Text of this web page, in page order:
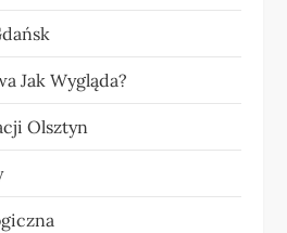
Jak Wygląda?
Olsztyn